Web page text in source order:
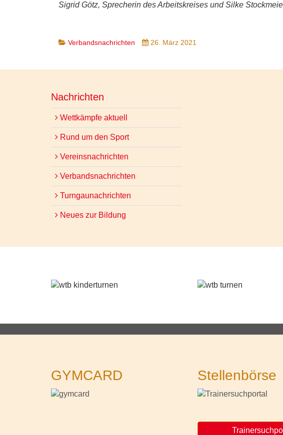
Sigrid Götz, Sprecherin des Arbeitskreises und Silke
Verbandsnachrichten 26. März 2021
Nachrichten
Wettkämpfe aktuell
Rund um den Sport
Vereinsnachrichten
Verbandsnachrichten
Turngaunachrichten
Neues zur Bildung
GYMCARD Stellenbörse